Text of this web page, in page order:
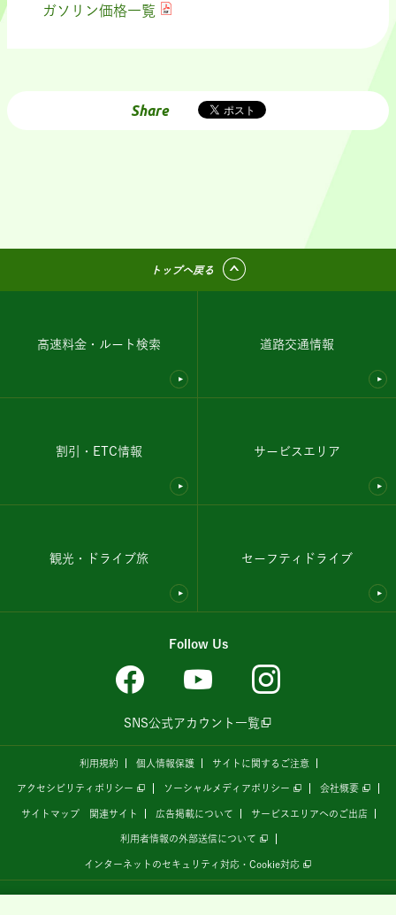
ガソリン価格一覧
Share
トップへ戻る
高速料金・ルート検索 道路交通情報
割引・ETC情報 サービスエリア
観光・ドライブ旅 セーフティドライブ
Follow Us
SNS公式アカウント一覧
利用規約 個人情報保護 サイトに関するご注意
アクセシビリティポリシー ソーシャルメディアポリシー 会社概要
サイトマップ 関連サイト 広告掲載について サービスエリアへのご出店
利用者情報の外部送信について
インターネットのセキュリティ対応・Cookie対応